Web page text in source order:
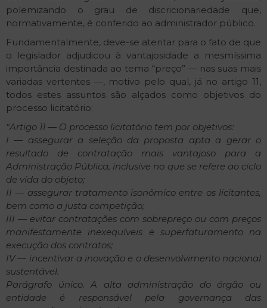
polemizando o grau de discricionariedade que,
normativamente, é conferido ao administrador público.
Fundamentalmente, deve-se atentar para o fato de que
o legislador adjudicou à vantajosidade a mesmíssima
importância destinada ao tema “preço” — nas suas mais
variadas vertentes —, motivo pelo qual, já no artigo 11,
todos estes assuntos são alçados como objetivos do
processo licitatório:
“Artigo 11 — O processo licitatório tem por objetivos:
I — assegurar a seleção da proposta apta a gerar o
resultado de contratação mais vantajoso para a
Administração Pública, inclusive no que se refere ao ciclo
de vida do objeto;
II — assegurar tratamento isonômico entre os licitantes,
bem como a justa competição;
III — evitar contratações com sobrepreço ou com preços
manifestamente inexequíveis e superfaturamento na
execução dos contratos;
IV — incentivar a inovação e o desenvolvimento nacional
sustentável.
Parágrafo único. A alta administração do órgão ou
entidade é responsável pela governança das